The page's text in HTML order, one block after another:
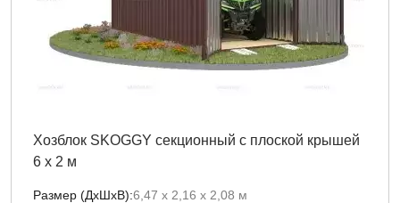
Хозблок SKOGGY секционный с плоской крышей
6 х 2 м
Размер (ДxШxВ):6,47 х 2,16 х 2,08 м